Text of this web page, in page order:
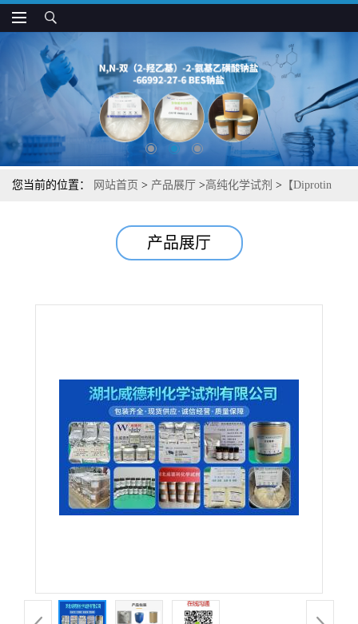
您当前的位置： 网站首页 > 产品展厅 >高纯化学试剂 > 【Diprotin
应咨询张军【90614-49-6】 产品展厅